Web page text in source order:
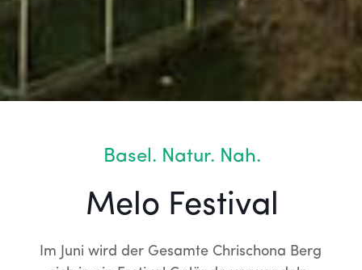
Basel. Natur. Nah.
Melo Festival
Im Juni wird der Gesamte Chrischona Berg